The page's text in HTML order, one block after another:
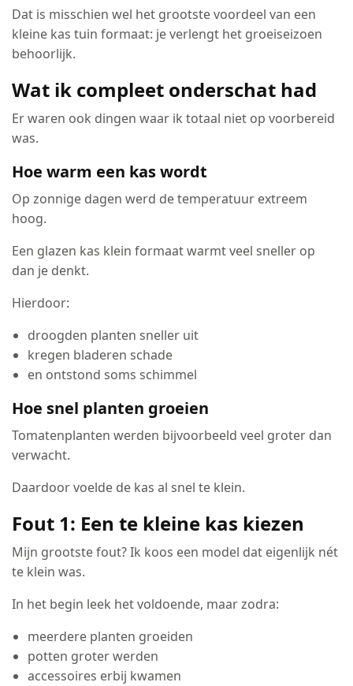
Dat is misschien wel het grootste voordeel van een
kleine kas tuin formaat: je verlengt het groeiseizoen
behoorlijk.
Wat ik compleet onderschat had
Er waren ook dingen waar ik totaal niet op voorbereid
was.
Hoe warm een kas wordt
Op zonnige dagen werd de temperatuur extreem
hoog.
Een glazen kas klein formaat warmt veel sneller op
dan je denkt.
Hierdoor:
droogden planten sneller uit
kregen bladeren schade
en ontstond soms schimmel
Hoe snel planten groeien
Tomatenplanten werden bijvoorbeeld veel groter dan
verwacht.
Daardoor voelde de kas al snel te klein.
Fout 1: Een te kleine kas kiezen
Mijn grootste fout? Ik koos een model dat eigenlijk nét
te klein was.
In het begin leek het voldoende, maar zodra:
meerdere planten groeiden
potten groter werden
accessoires erbij kwamen